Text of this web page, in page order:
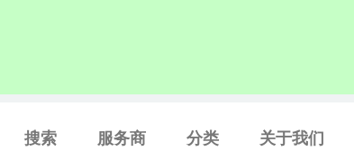
搜索 服务商 分类 关于我们